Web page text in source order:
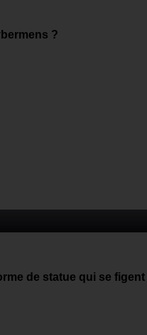
?
de statue qui se